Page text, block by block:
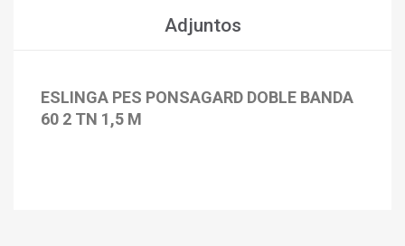
Adjuntos
ESLINGA PES PONSAGARD DOBLE BANDA
60 2 TN 1,5 M